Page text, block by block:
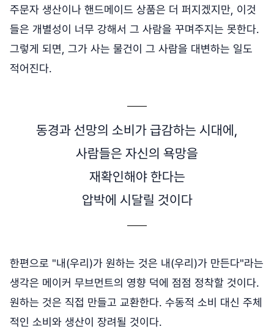
주문자 생산이나 핸드메이드 상품은 더 퍼지겠지만, 이것
들은 개별성이 너무 강해서 그 사람을 꾸며주지는 못한다.
그렇게 되면, 그가 사는 물건이 그 사람을 대변하는 일도
적어진다.
동경과 선망의 소비가 급감하는 시대에,
사람들은 자신의 욕망을
재확인해야 한다는
압박에 시달릴 것이다
한편으로 "내(우리)가 원하는 것은 내(우리)가 만든다"라는
생각은 메이커 무브먼트의 영향 덕에 점점 정착할 것이다.
원하는 것은 직접 만들고 교환한다. 수동적 소비 대신 주체
적인 소비와 생산이 장려될 것이다.